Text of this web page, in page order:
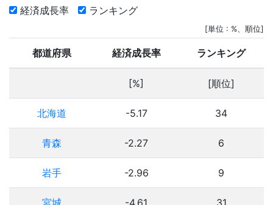
経済成長率 ランキング
[単位 : %、順位]
都道府県 経済成長率 ランキング
[%] [順位]
北海道 -5.17 34
青森 -2.27 6
岩手 -2.96 9